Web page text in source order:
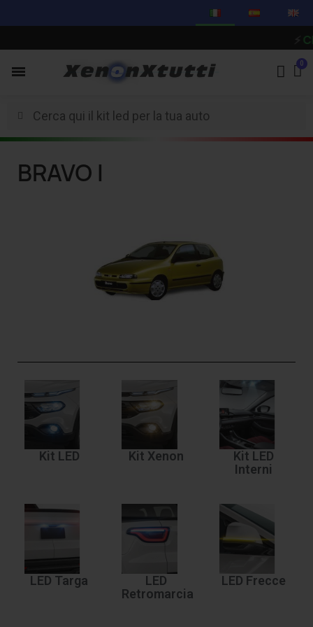
BRAVO I
Kit LED Kit Xenon
Kit LED
Interni
LED Targa
LED
Retromarcia
LED Frecce